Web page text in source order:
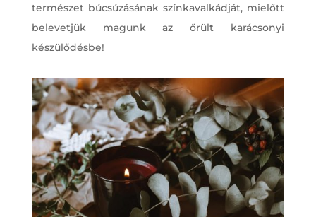
természet búcsúzásának színkavalkádját, mielőtt
belevetjük magunk az őrült karácsonyi
készülődésbe!